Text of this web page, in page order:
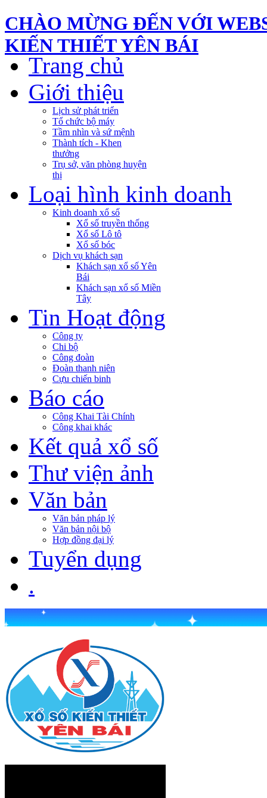
CHÀO MỪNG ĐẾN VỚI
KIẾN THIẾT YÊN BÁI
Trang chủ
Giới thiệu
Lịch sử phát triển
Tổ chức bộ máy
Tầm nhìn và sứ mệnh
Thành tích - Khen
thưởng
Trụ sở, văn phòng huyện
thị
Loại hình kinh doanh
Kinh doanh xổ số
Xổ số truyền thống
Xổ số Lô tô
Xổ số bóc
Dịch vụ khách sạn
Khách sạn xổ số Yên
Bái
Khách sạn xổ số Miền
Tây
Tin Hoạt động
Công ty
Chi bộ
Công đoàn
Đoàn thanh niên
Cựu chiến binh
Báo cáo
Công Khai Tài Chính
Công khai khác
Kết quả xổ số
Thư viện ảnh
Văn bản
Văn bản pháp lý
Văn bản nội bộ
Hợp đồng đại lý
Tuyển dụng
.